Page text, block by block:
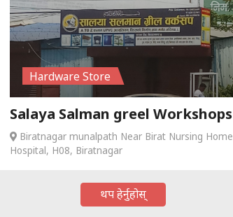
Hardware Store
Salaya Salman greel Workshops
Biratnagar munalpath Near Birat Nursing Home
Hospital, H08, Biratnagar
थप हेर्नुहोस्